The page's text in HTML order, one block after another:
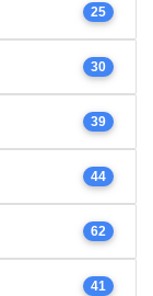
25
30
39
44
62
41